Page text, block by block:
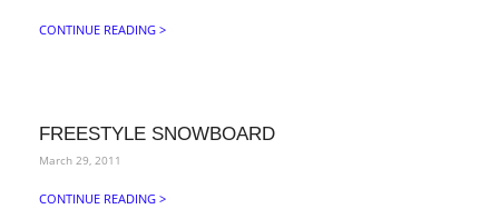
CONTINUE READING >
FREESTYLE SNOWBOARD
March 29, 2011
CONTINUE READING >